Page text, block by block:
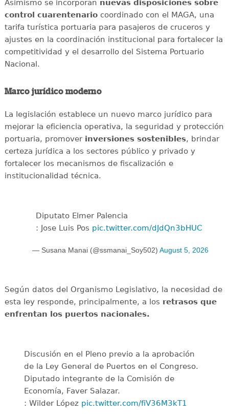
Asimismo se incorporan nuevas disposiciones sobre
control cuarentenariocoordinado con el MAGA, una
tarifa turística portuaria para pasajeros de cruceros y
ajustes en la coordinación institucional para fortalecer la
competitividad y el desarrollo del Sistema Portuario
Nacional.
Marco jurídico moderno
La legislación establece un nuevo marco jurídico para
mejorar la eficiencia operativa, la seguridad y protección
portuaria, promover inversiones sostenibles, brindar
certeza jurídica a los sectores público y privado y
fortalecer los mecanismos de fiscalización e
institucionalidad técnica.
Diputato Elmer Palencia
: Jose Luis Pos pic.twitter.com/dJdQn3bHUC
— Susana Manai (@ssmanai_Soy502) August 5, 2026
Según datos del Organismo Legislativo, la necesidad de
esta ley responde, principalmente, a los retrasos que
enfrentan los puertos nacionales.
Discusión en el Pleno previo a la aprobación
de la Ley General de Puertos en el Congreso.
Diputado integrante de la Comisión de
Economía, Faver Salazar.
: Wilder López pic.twitter.com/fiV36M3kT1